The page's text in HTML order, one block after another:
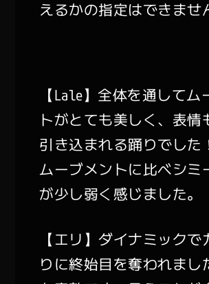
えるかの指定はできませ
【Lale】全体を通してム
トがとても美しく、表情
引き込まれる踊りでし
ムーブメントに比べシミ
が少し弱く感じました。
【エリ】ダイナミックで
りに終始目を奪われまし